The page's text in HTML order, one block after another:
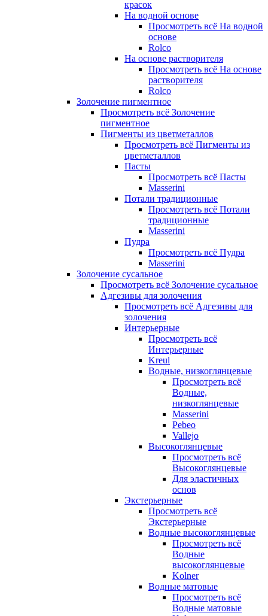
красок
На водной основе
Просмотреть всё На водной
основе
Rolco
На основе растворителя
Просмотреть всё На основе
растворителя
Rolco
Золочение пигментное
Просмотреть всё Золочение
пигментное
Пигменты из цветметаллов
Просмотреть всё Пигменты из
цветметаллов
Пасты
Просмотреть всё Пасты
Masserini
Потали традиционные
Просмотреть всё Потали
традиционные
Masserini
Пудра
Просмотреть всё Пудра
Masserini
Золочение сусальное
Просмотреть всё Золочение сусальное
Адгезивы для золочения
Просмотреть всё Адгезивы для
золочения
Интерьерные
Просмотреть всё
Интерьерные
Kreul
Водные, низкоглянцевые
Просмотреть всё
Водные,
низкоглянцевые
Masserini
Pebeo
Vallejo
Высокоглянцевые
Просмотреть всё
Высокоглянцевые
Для эластичных
основ
Экстерьерные
Просмотреть всё
Экстерьерные
Водные высокоглянцевые
Просмотреть всё
Водные
высокоглянцевые
Kolner
Водные матовые
Просмотреть всё
Водные матовые